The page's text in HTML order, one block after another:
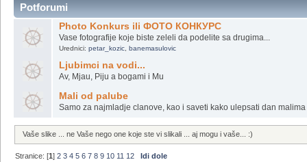
Potforumi
Photo Konkurs ili ФОТО КОНКУРС
Vase fotografije koje biste zeleli da podelite sa drugima...
Urednici: petar_kozic, banemasulovic
Ljubimci na vodi...
Av, Mjau, Piju a bogami i Mu
Mali od palube
Samo za najmladje clanove, kao i saveti kako ulepsati dan
Vaše slike ... ne Vaše nego one koje ste vi slikali ... aj mogu i vaše... :)
Stranice: [1]2 3 4 5 6 7 8 9 10 11 12 Idi dole